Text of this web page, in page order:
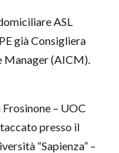
ASL
già Consigliera
Manager (AICM).
– UOC
presso il
“Sapienza” –